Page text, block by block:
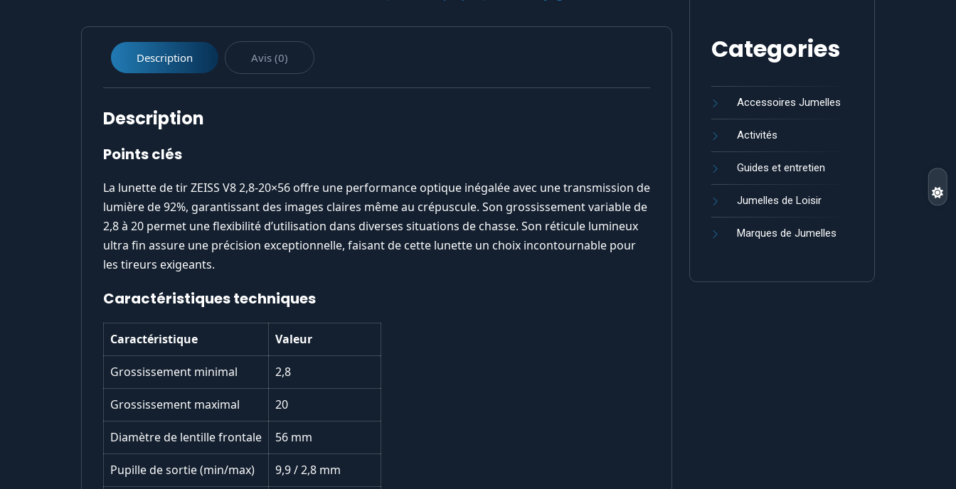
Description Avis (0)
Description
Points clés
La lunette de tir ZEISS V8 2,8-20×56 offre une performance optique inégalée avec une transmission de
lumière de 92%, garantissant des images claires même au crépuscule. Son grossissement variable de
2,8 à 20 permet une flexibilité d’utilisation dans diverses situations de chasse. Son réticule lumineux
ultra fin assure une précision exceptionnelle, faisant de cette lunette un choix incontournable pour
les tireurs exigeants.
Caractéristiques techniques
Caractéristique Valeur
Grossissement minimal 2,8
Grossissement maximal 20
Diamètre de lentille frontale 56 mm
Pupille de sortie (min/max) 9,9 / 2,8 mm
Categories
Accessoires Jumelles
Activités
Guides et entretien
Jumelles de Loisir
Marques de Jumelles